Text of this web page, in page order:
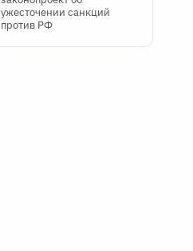
ужесточении санкций
против РФ